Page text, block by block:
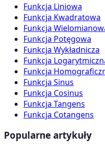
Funkcja Liniowa
Funkcja Kwadratowa
Funkcja
Funkcja Potęgowa
Funkcja Wykładnicza
Funkcja
Funkcja
Funkcja Sinus
Funkcja Cosinus
Funkcja Tangens
Funkcja Cotangens
Popularne artykuły